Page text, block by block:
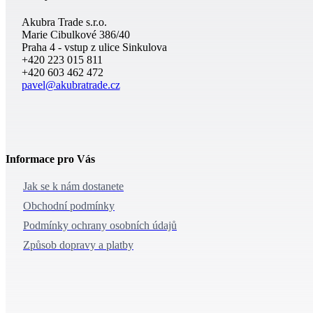
Akubra Trade s.r.o.
Marie Cibulkové 386/40
Praha 4 - vstup z ulice Sinkulova
+420 223 015 811
+420 603 462 472
pavel@akubratrade.cz
Informace pro Vás
Jak se k nám dostanete
Obchodní podmínky
Podmínky ochrany osobních údajů
Způsob dopravy a platby